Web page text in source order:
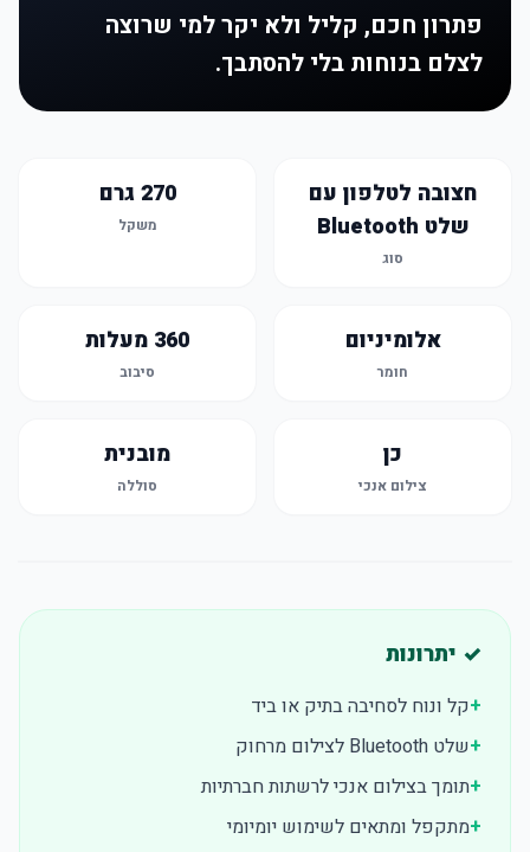
פתרון חכם, קליל ולא יקר למי שרוצה
לצלם בנוחות בלי להסתבך.
חצובה לטלפון עם
שלט Bluetooth
סוג
270 גרם
משקל
אלומיניום
חומר
360 מעלות
סיבוב
כן
צילום אנכי
מובנית
סוללה
✓ יתרונות
+קל ונוח לסחיבה בתיק או ביד
+שלט Bluetooth לצילום מרחוק
+תומך בצילום אנכי לרשתות חברתיות
+מתקפל ומתאים לשימוש יומיומי